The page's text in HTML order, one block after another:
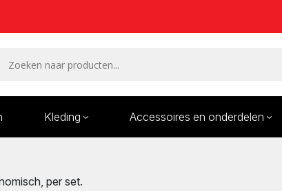
Kleding Accessoires en onderdelen
per set.